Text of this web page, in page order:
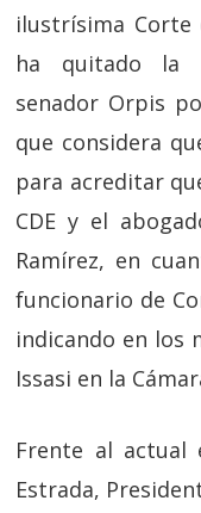
ilustrísima Corte
ha quitado la
senador Orpis
que considera
para acreditar
CDE y el
Ramírez, en
funcionario de
indicando en los
Issasi en la
Frente al actual
Estrada,